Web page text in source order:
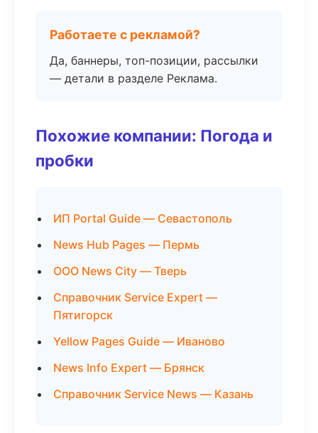
Работаете с рекламой?
Да, баннеры, топ-позиции, рассылки
— детали в разделе Реклама.
Похожие компании: Погода и
пробки
ИП Portal Guide — Севастополь
News Hub Pages — Пермь
ООО News City — Тверь
Справочник Service Expert —
Пятигорск
Yellow Pages Guide — Иваново
News Info Expert — Брянск
Справочник Service News — Казань